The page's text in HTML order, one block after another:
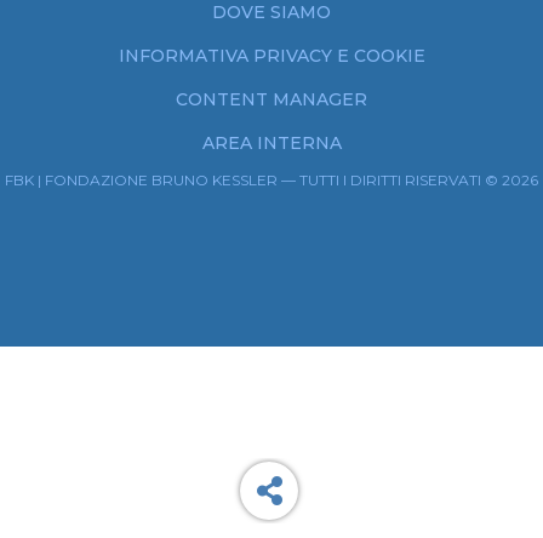
DOVE SIAMO
INFORMATIVA PRIVACY E COOKIE
CONTENT MANAGER
AREA INTERNA
FBK | FONDAZIONE BRUNO KESSLER — TUTTI I DIRITTI RISERVATI © 2026